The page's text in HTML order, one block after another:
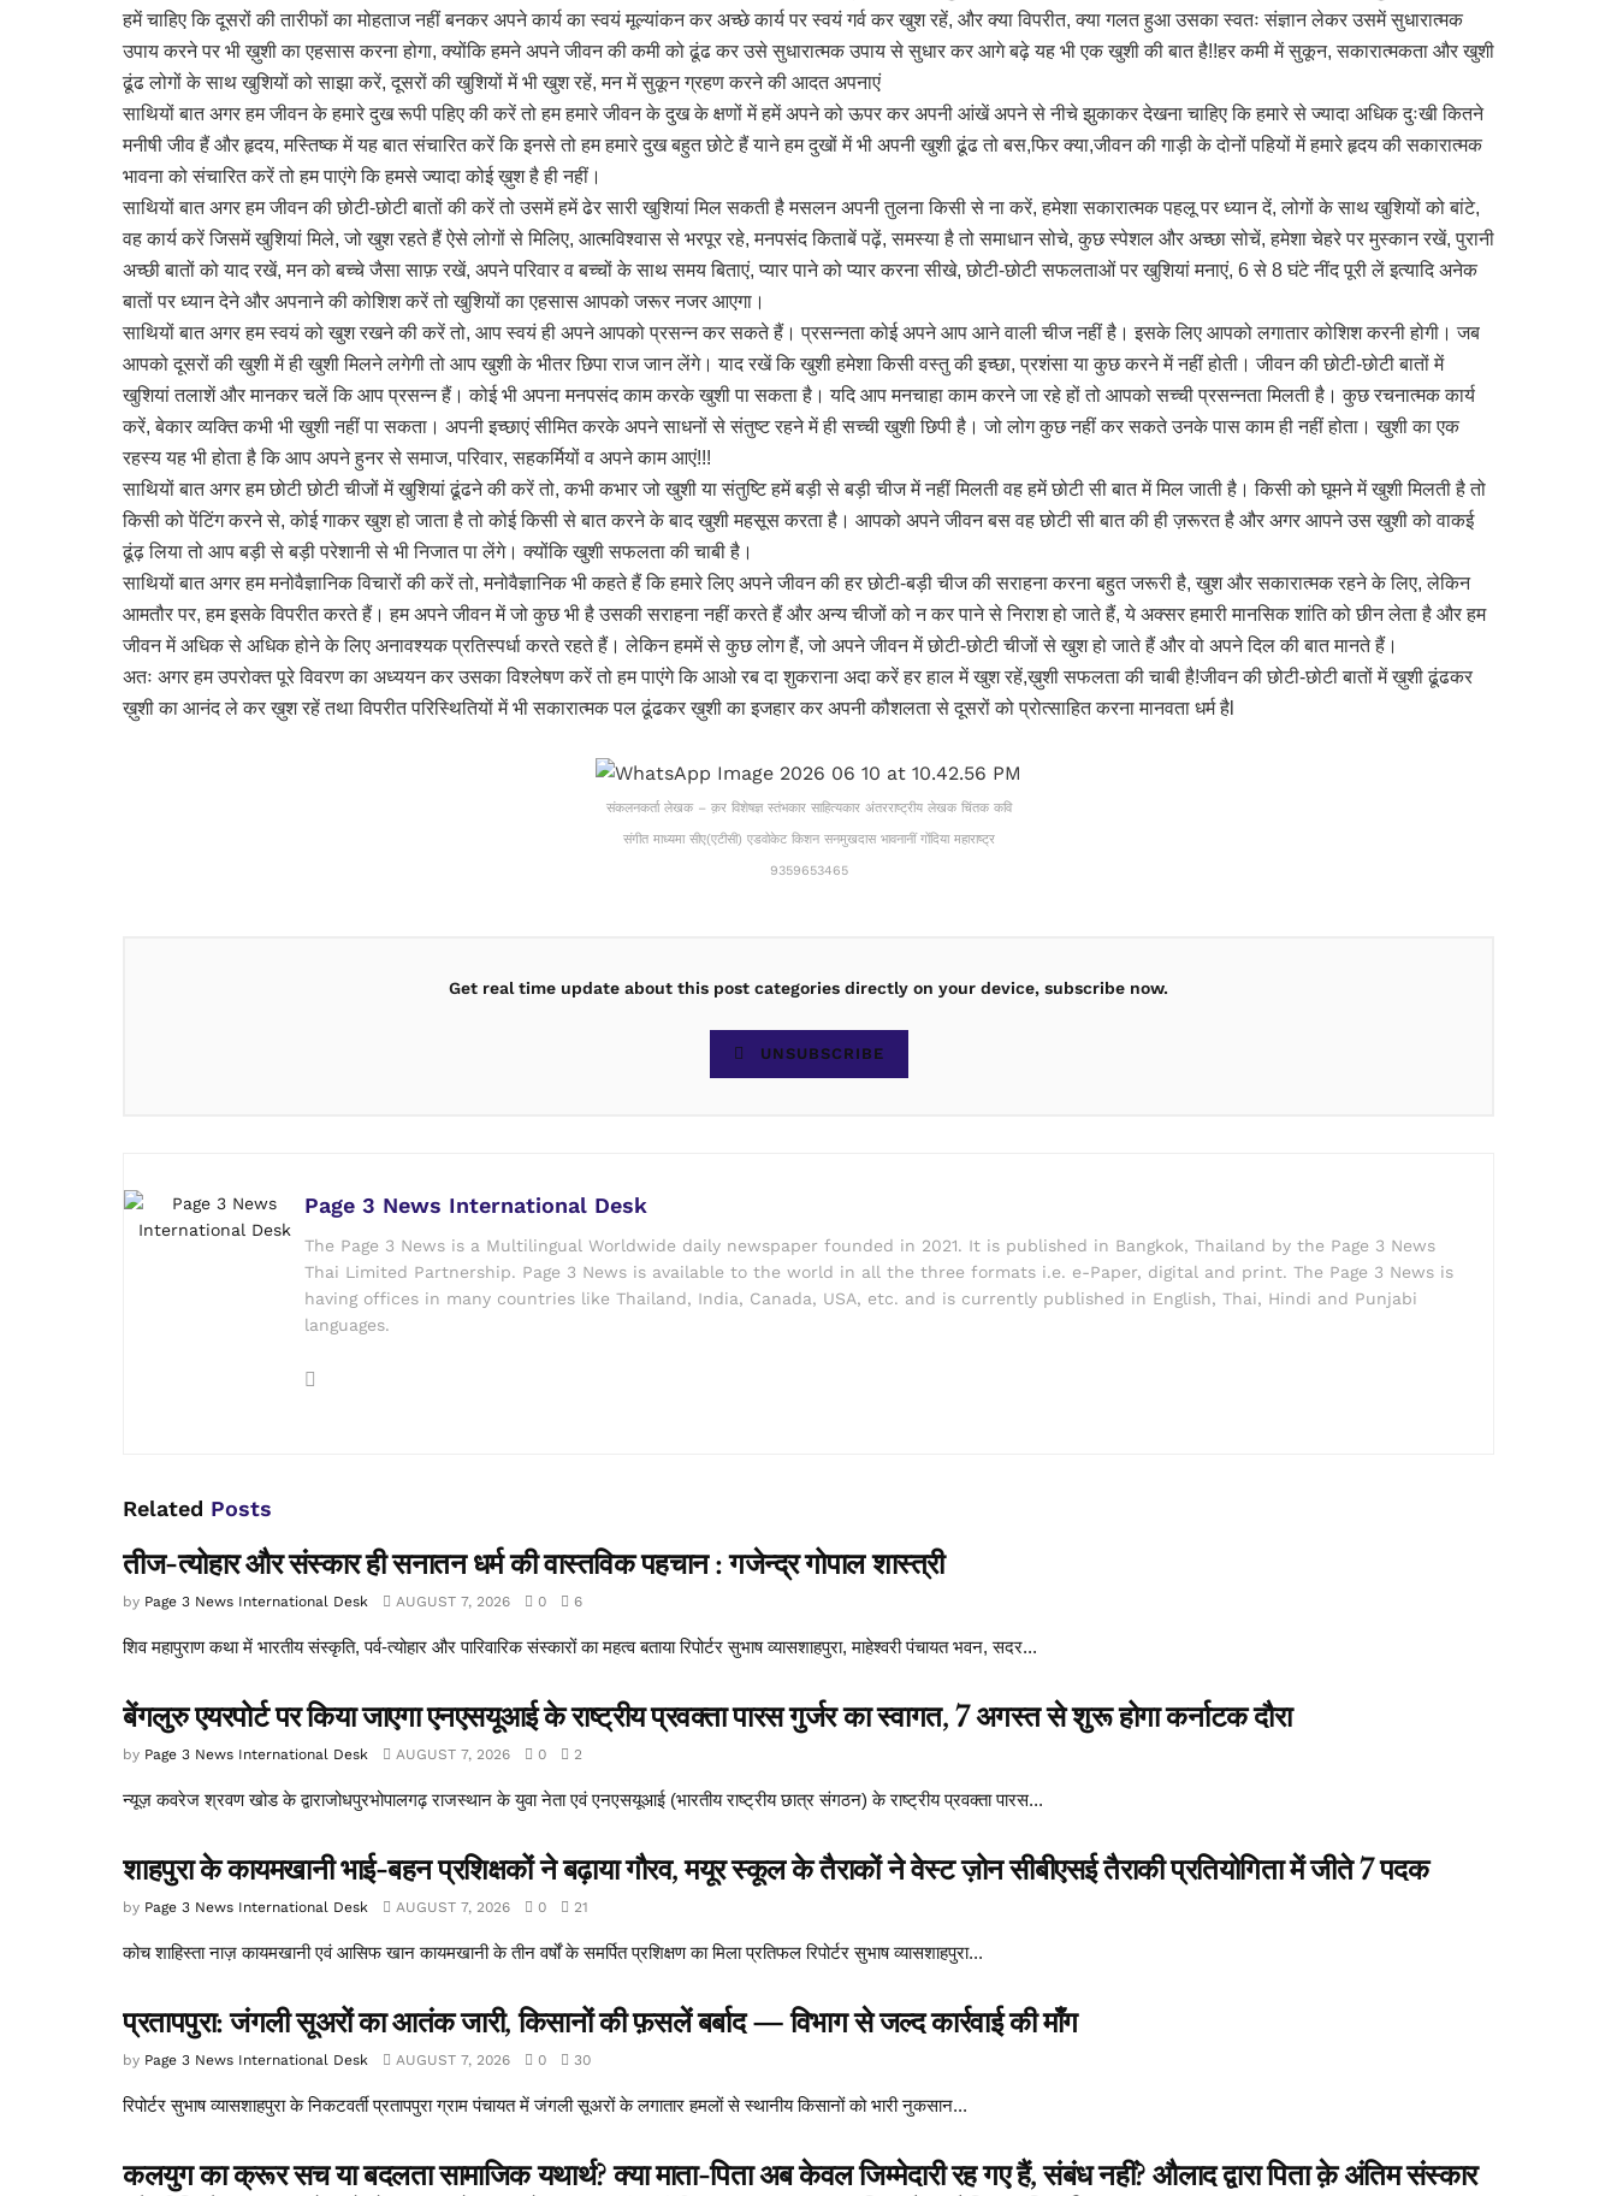
हमें चाहिए कि दूसरों की तारीफों का मोहताज नहीं बनकर अपने कार्य का स्वयं मूल्यांकन कर अच्छे कार्य पर स्वयं गर्व कर खुश रहें, और क्या विपरीत, क्या गलत हुआ उसका स्वतः संज्ञान लेकर उसमें सुधारात्मक
उपाय करने पर भी ख़ुशी का एहसास करना होगा, क्योंकि हमने अपने जीवन की कमी को ढूंढ कर उसे सुधारात्मक उपाय से सुधार कर आगे बढ़े यह भी एक खुशी की बात है!!हर कमी में सुकून, सकारात्मकता और खुशी
ढूंढ लोगों के साथ खुशियों को साझा करें, दूसरों की खुशियों में भी खुश रहें, मन में सुकून ग्रहण करने की आदत अपनाएं
साथियों बात अगर हम जीवन के हमारे दुख रूपी पहिए की करें तो हम हमारे जीवन के दुख के क्षणों में हमें अपने को ऊपर कर अपनी आंखें अपने से नीचे झुकाकर देखना चाहिए कि हमारे से ज्यादा अधिक दुःखी कितने
मनीषी जीव हैं और हृदय, मस्तिष्क में यह बात संचारित करें कि इनसे तो हम हमारे दुख बहुत छोटे हैं याने हम दुखों में भी अपनी खुशी ढूंढ तो बस,फिर क्या,जीवन की गाड़ी के दोनों पहियों में हमारे हृदय की सकारात्मक
भावना को संचारित करें तो हम पाएंगे कि हमसे ज्यादा कोई ख़ुश है ही नहीं।
साथियों बात अगर हम जीवन की छोटी-छोटी बातों की करें तो उसमें हमें ढेर सारी खुशियां मिल सकती है मसलन अपनी तुलना किसी से ना करें, हमेशा सकारात्मक पहलू पर ध्यान दें, लोगों के साथ खुशियों को बांटे,
वह कार्य करें जिसमें खुशियां मिले, जो खुश रहते हैं ऐसे लोगों से मिलिए, आत्मविश्वास से भरपूर रहे, मनपसंद किताबें पढ़ें, समस्या है तो समाधान सोचे, कुछ स्पेशल और अच्छा सोचें, हमेशा चेहरे पर मुस्कान रखें, पुरानी
अच्छी बातों को याद रखें, मन को बच्चे जैसा साफ़ रखें, अपने परिवार व बच्चों के साथ समय बिताएं, प्यार पाने को प्यार करना सीखे, छोटी-छोटी सफलताओं पर खुशियां मनाएं, 6 से 8 घंटे नींद पूरी लें इत्यादि अनेक
बातों पर ध्यान देने और अपनाने की कोशिश करें तो खुशियों का एहसास आपको जरूर नजर आएगा।
साथियों बात अगर हम स्वयं को खुश रखने की करें तो, आप स्वयं ही अपने आपको प्रसन्न कर सकते हैं। प्रसन्नता कोई अपने आप आने वाली चीज नहीं है। इसके लिए आपको लगातार कोशिश करनी होगी। जब
आपको दूसरों की खुशी में ही खुशी मिलने लगेगी तो आप खुशी के भीतर छिपा राज जान लेंगे। याद रखें कि खुशी हमेशा किसी वस्तु की इच्छा, प्रशंसा या कुछ करने में नहीं होती। जीवन की छोटी-छोटी बातों में
खुशियां तलाशें और मानकर चलें कि आप प्रसन्न हैं। कोई भी अपना मनपसंद काम करके खुशी पा सकता है। यदि आप मनचाहा काम करने जा रहे हों तो आपको सच्ची प्रसन्नता मिलती है। कुछ रचनात्मक कार्य
करें, बेकार व्यक्ति कभी भी खुशी नहीं पा सकता। अपनी इच्छाएं सीमित करके अपने साधनों से संतुष्ट रहने में ही सच्ची खुशी छिपी है। जो लोग कुछ नहीं कर सकते उनके पास काम ही नहीं होता। खुशी का एक
रहस्य यह भी होता है कि आप अपने हुनर से समाज, परिवार, सहकर्मियों व अपने काम आएं!!!
साथियों बात अगर हम छोटी छोटी चीजों में खुशियां ढूंढने की करें तो, कभी कभार जो खुशी या संतुष्टि हमें बड़ी से बड़ी चीज में नहीं मिलती वह हमें छोटी सी बात में मिल जाती है। किसी को घूमने में खुशी मिलती है तो
किसी को पेंटिंग करने से, कोई गाकर खुश हो जाता है तो कोई किसी से बात करने के बाद खुशी महसूस करता है। आपको अपने जीवन बस वह छोटी सी बात की ही ज़रूरत है और अगर आपने उस खुशी को वाकई
ढूंढ़ लिया तो आप बड़ी से बड़ी परेशानी से भी निजात पा लेंगे। क्योंकि खुशी सफलता की चाबी है।
साथियों बात अगर हम मनोवैज्ञानिक विचारों की करें तो, मनोवैज्ञानिक भी कहते हैं कि हमारे लिए अपने जीवन की हर छोटी-बड़ी चीज की सराहना करना बहुत जरूरी है, खुश और सकारात्मक रहने के लिए, लेकिन
आमतौर पर, हम इसके विपरीत करते हैं। हम अपने जीवन में जो कुछ भी है उसकी सराहना नहीं करते हैं और अन्य चीजों को न कर पाने से निराश हो जाते हैं, ये अक्सर हमारी मानसिक शांति को छीन लेता है और हम
जीवन में अधिक से अधिक होने के लिए अनावश्यक प्रतिस्पर्धा करते रहते हैं। लेकिन हममें से कुछ लोग हैं, जो अपने जीवन में छोटी-छोटी चीजों से खुश हो जाते हैं और वो अपने दिल की बात मानते हैं।
अतः अगर हम उपरोक्त पूरे विवरण का अध्ययन कर उसका विश्लेषण करें तो हम पाएंगे कि आओ रब दा शुकराना अदा करें हर हाल में खुश रहें,ख़ुशी सफलता की चाबी है!जीवन की छोटी-छोटी बातों में ख़ुशी ढूंढकर
ख़ुशी का आनंद ले कर ख़ुश रहें तथा विपरीत परिस्थितियों में भी सकारात्मक पल ढूंढकर ख़ुशी का इजहार कर अपनी कौशलता से दूसरों को प्रोत्साहित करना मानवता धर्म हैl
संकलनकर्ता लेखक – क़र विशेषज्ञ स्तंभकार साहित्यकार अंतरराष्ट्रीय लेखक चिंतक कवि
संगीत माध्यमा सीए(एटीसी) एडवोकेट किशन सनमुखदास भावनानीं गोंदिया महाराष्ट्र
9359653465
Get real time update about this post categories directly on your device, subscribe now.
UNSUBSCRIBE
Page 3 News International Desk
The Page 3 News is a Multilingual Worldwide daily newspaper founded in 2021. It is published in Bangkok, Thailand by the Page 3 News
Thai Limited Partnership. Page 3 News is available to the world in all the three formats i.e. e-Paper, digital and print. The Page 3 News is
having offices in many countries like Thailand, India, Canada, USA, etc. and is currently published in English, Thai, Hindi and Punjabi
languages.
Related Posts
तीज-त्योहार और संस्कार ही सनातन धर्म की वास्तविक पहचान : गजेन्द्र गोपाल शास्त्री
by Page 3 News International Desk AUGUST 7, 2026 0 6
शिव महापुराण कथा में भारतीय संस्कृति, पर्व-त्योहार और पारिवारिक संस्कारों का महत्व बताया रिपोर्टर सुभाष व्यासशाहपुरा, माहेश्वरी पंचायत भवन, सदर...
बेंगलुरु एयरपोर्ट पर किया जाएगा एनएसयूआई के राष्ट्रीय प्रवक्ता पारस गुर्जर का स्वागत, 7 अगस्त से शुरू होगा कर्नाटक दौरा
by Page 3 News International Desk AUGUST 7, 2026 0 2
न्यूज़ कवरेज श्रवण खोड के द्वाराजोधपुरभोपालगढ़ राजस्थान के युवा नेता एवं एनएसयूआई (भारतीय राष्ट्रीय छात्र संगठन) के राष्ट्रीय प्रवक्ता पारस...
शाहपुरा के कायमखानी भाई-बहन प्रशिक्षकों ने बढ़ाया गौरव, मयूर स्कूल के तैराकों ने वेस्ट ज़ोन सीबीएसई तैराकी प्रतियोगिता में जीते 7 पदक
by Page 3 News International Desk AUGUST 7, 2026 0 21
कोच शाहिस्ता नाज़ कायमखानी एवं आसिफ खान कायमखानी के तीन वर्षों के समर्पित प्रशिक्षण का मिला प्रतिफल रिपोर्टर सुभाष व्यासशाहपुरा...
प्रतापपुरा: जंगली सूअरों का आतंक जारी, किसानों की फ़सलें बर्बाद — विभाग से जल्द कार्रवाई की माँग
by Page 3 News International Desk AUGUST 7, 2026 0 30
रिपोर्टर सुभाष व्यासशाहपुरा के निकटवर्ती प्रतापपुरा ग्राम पंचायत में जंगली सूअरों के लगातार हमलों से स्थानीय किसानों को भारी नुकसान...
कलयुग का क्रूर सच या बदलता सामाजिक यथार्थ? क्या माता-पिता अब केवल जिम्मेदारी रह गए हैं, संबंध नहीं? औलाद द्वारा पिता क़े अंतिम संस्कार